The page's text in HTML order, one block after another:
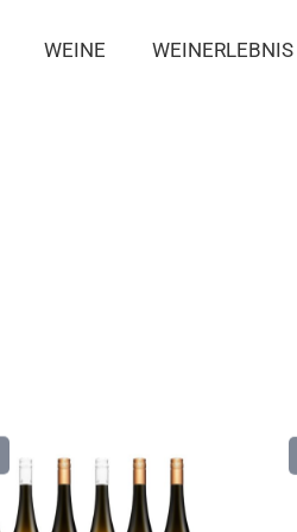
WEINE WEINERLEBNIS
Details